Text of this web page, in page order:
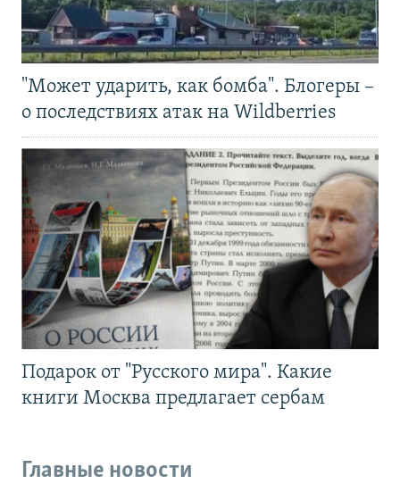
"Может ударить, как бомба". Блогеры –
о последствиях атак на Wildberries
Подарок от "Русского мира". Какие
книги Москва предлагает сербам
Главные новости